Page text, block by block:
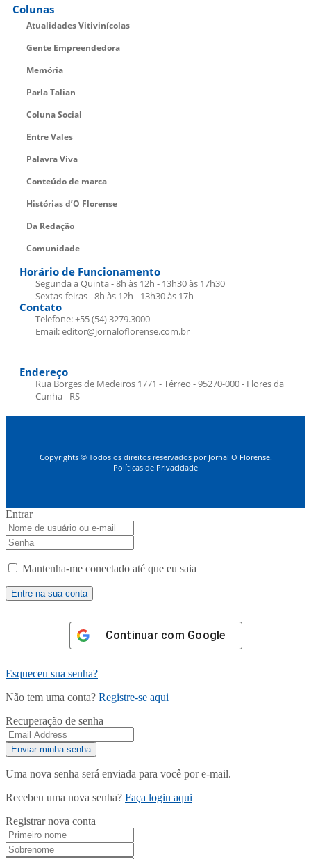
Colunas
Atualidades Vitivinícolas
Gente Empreendedora
Memória
Parla Talian
Coluna Social
Entre Vales
Palavra Viva
Conteúdo de marca
Histórias d’O Florense
Da Redação
Comunidade
Horário de Funcionamento
Segunda a Quinta - 8h às 12h - 13h30 às 17h30
Sextas-feiras - 8h às 12h - 13h30 às 17h
Contato
Telefone: +55 (54) 3279.3000
Email: editor@jornaloflorense.com.br
Endereço
Rua Borges de Medeiros 1771 - Térreo - 95270-000 - Flores da
Cunha - RS
Copyrights © Todos os direitos reservados por Jornal O Florense.
Políticas de Privacidade
Entrar
Mantenha-me conectado até que eu saia
Continuar com Google
Esqueceu sua senha?
Não tem uma conta? Registre-se aqui
Recuperação de senha
Uma nova senha será enviada para você por e-mail.
Recebeu uma nova senha? Faça login aqui
Registrar nova conta